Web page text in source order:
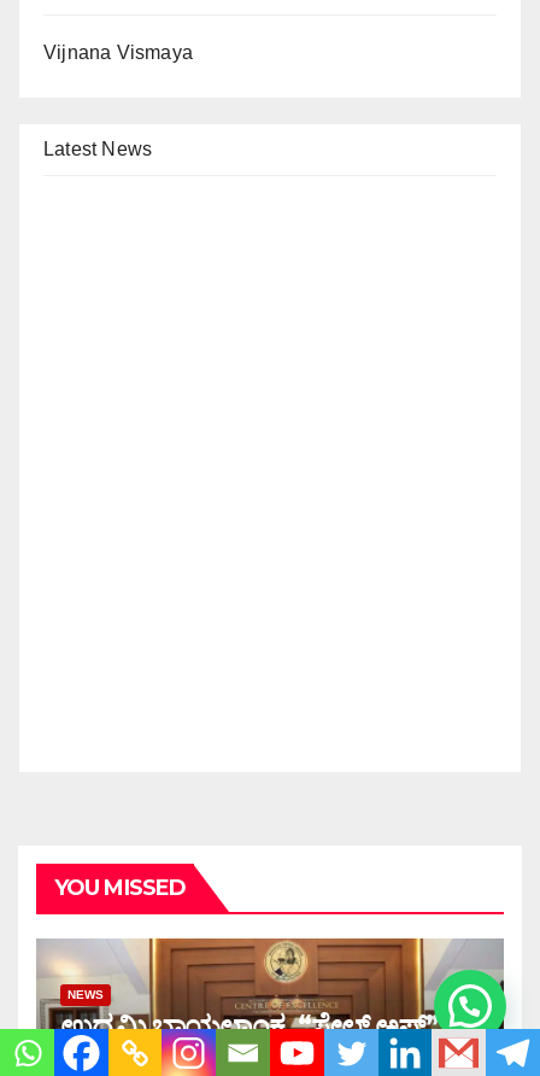
Vijnana Vismaya
Latest News
YOU MISSED
NEWS
ಉದ್ಯಮಿ ಬಾಯಲಾಂಕ “ಸ್ಕೇಲ್ ಅಪ್”
ಉದ್ಯಮ ಉನ್ನತಿ- ಮುಫತ ಕಾರ್ಯಾಗಾರ